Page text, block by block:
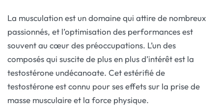
La musculation est un domaine qui attire de nombreux
passionnés, et l’optimisation des performances est
souvent au cœur des préoccupations. L’un des
composés qui suscite de plus en plus d’intérêt est la
testostérone undécanoate. Cet estérifié de
testostérone est connu pour ses effets sur la prise de
masse musculaire et la force physique.